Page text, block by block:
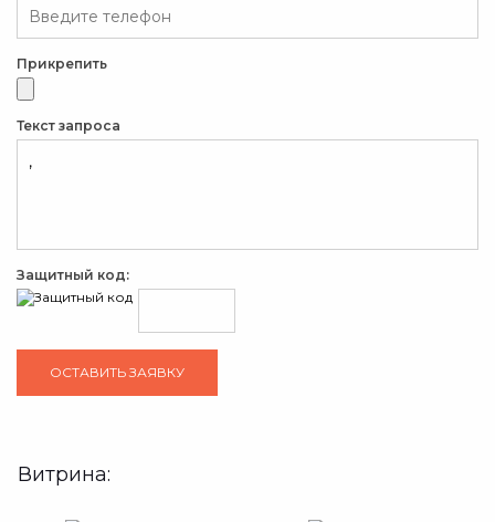
Прикрепить
Текст запроса
Защитный код:
Витрина: